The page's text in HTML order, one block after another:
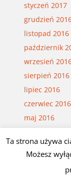
styczeń 2017
grudzień
listopad 2016
październik
wrzesień
sierpień 2016
lipiec 2016
czerwiec 2016
maj 2016
marzec 2016
luty 2016
styczeń 2016
Ta strona używa
Możesz